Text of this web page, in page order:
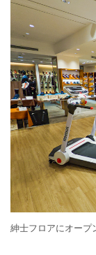
紳士フロアにオープ